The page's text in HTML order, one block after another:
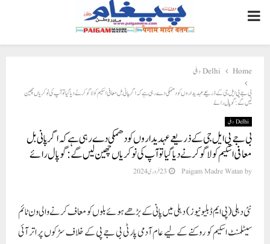
PRIMARY
MENU
Home
Delhi دہلی
بی جے پی ایل جی کے ذریعے عہدیداروں کو دھمکی دے رہی ہے کہ اگر پانی بل معافی اسکیم کو لاگو کرنے دیا گیا تو آپ کی نوکریاں چھین
لیں گے: گوپال رائے
Delhi دہلی
بی جے پی ایل جی کے ذریعے عہدیداروں کو دھمکی دے رہی ہے کہ اگر پانی بل
معافی اسکیم کو لاگو کرنے دیا گیا تو آپ کی نوکریاں چھین لیں گے: گوپال رائے
by
Paigam Madre Watan 23 فروری 2024
نئی دہلی(پی ایم ڈبلیو نیوز) دہلی میں پانی کے بڑھے ہوئے بلوں کو معاف کرنے والی ون ٹائم
سیٹلمنٹ اسکیم کو روکنے کے لیے عام آدمی پارٹی بی جے پی کے خلاف سڑکوں پر اتر آئی